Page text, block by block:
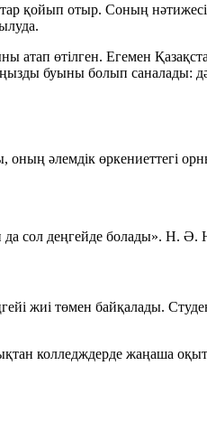
қойып отыр. Соның
атап өтілген. Егемен
буыны болып саналады:
әлемдік өркениеттегі
да сол деңгейде болады». Н. Ә.
жиі төмен байқалады.
колледждерде жаңаша